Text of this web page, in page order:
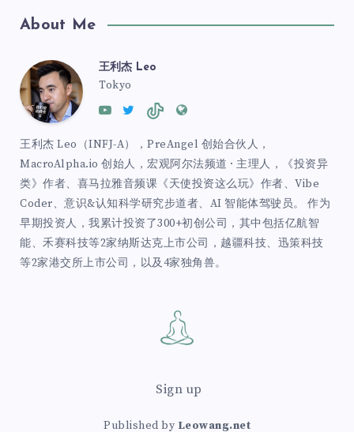
About Me
王利杰 Leo
Tokyo
王利杰 Leo（INFJ-A），PreAngel 创始合伙人，
MacroAlpha.io 创始人，宏观阿尔法频道 · 主理人，《投资异
类》作者、喜马拉雅音频课《天使投资这么玩》作者、Vibe
Coder、意识&认知科学研究步道者、AI 智能体驾驶员。 作为
早期投资人，我累计投资了300+初创公司，其中包括亿航智
能、禾赛科技等2家纳斯达克上市公司，越疆科技、迅策科技
等2家港交所上市公司，以及4家独角兽。
Sign up
Published by Leowang.net